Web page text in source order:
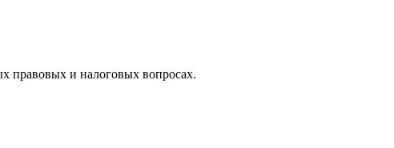
правовых и налоговых вопросах.